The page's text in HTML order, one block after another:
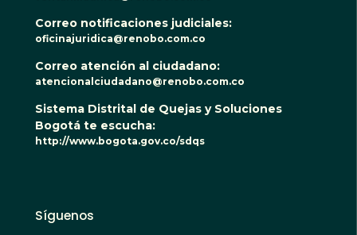
Correo notificaciones judiciales:
oficinajuridica@renobo.com.co
Correo atención al ciudadano:
atencionalciudadano@renobo.com.co
Sistema Distrital de Quejas y Soluciones
Bogotá te escucha:
http://www.bogota.gov.co/sdqs
Síguenos